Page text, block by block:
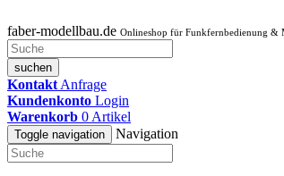
faber-modellbau.de Onlineshop für Funkfernbedienung &
suchen
Kontakt Anfrage
Kundenkonto Login
Warenkorb 0 Artikel
Toggle navigation Navigation